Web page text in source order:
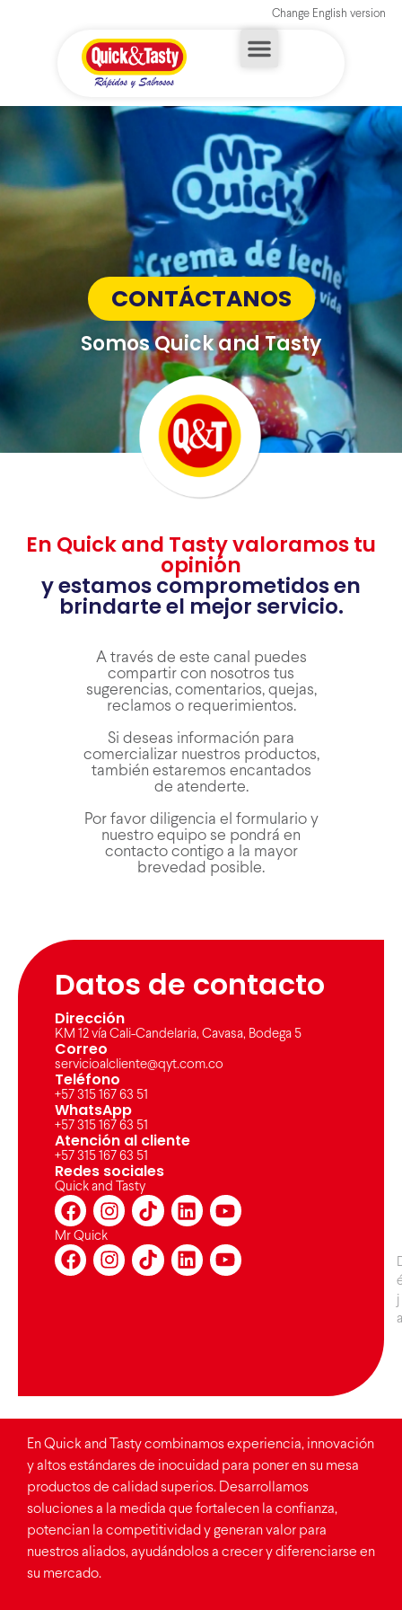
Change English version
CONTÁCTANOS
Somos Quick and Tasty
En Quick and Tasty valoramos tu
opinión
y estamos comprometidos en
brindarte el mejor servicio.
A través de este canal puedes
compartir con nosotros tus
sugerencias, comentarios, quejas,
reclamos o requerimientos.
Si deseas información para
comercializar nuestros productos,
también estaremos encantados
de atenderte.
Por favor diligencia el formulario y
nuestro equipo se pondrá en
contacto contigo a la mayor
brevedad posible.
Datos de contacto
Dirección
KM 12 vía Cali-Candelaria, Cavasa, Bodega 5
Correo
servicioalcliente@qyt.com.co
Teléfono
+57 315 167 63 51
WhatsApp
+57 315 167 63 51
Atención al cliente
+57 315 167 63 51
Redes sociales
Quick and Tasty
Mr Quick
En Quick and Tasty combinamos experiencia, innovación
y altos estándares de inocuidad para poner en su mesa
productos de calidad superios. Desarrollamos
soluciones a la medida que fortalecen la confianza,
potencian la competitividad y generan valor para
nuestros aliados, ayudándolos a crecer y diferenciarse en
su mercado.